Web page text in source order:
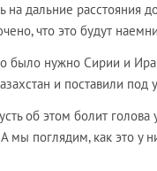
на дальние расстояния
что это будут
было нужно Сирии и
и поставили под
об этом болит
мы поглядим, как это у